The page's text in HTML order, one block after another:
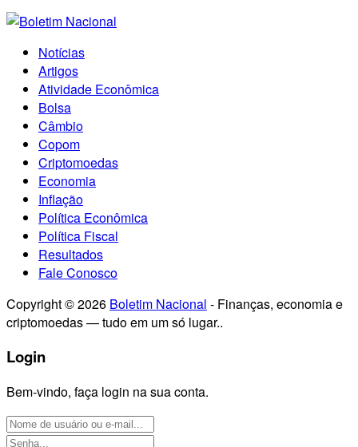
Notícias
Artigos
Atividade Econômica
Bolsa
Câmbio
Copom
Criptomoedas
Economia
Inflação
Política Econômica
Política Fiscal
Resultados
Fale Conosco
Copyright © 2026 Boletim Nacional - Finanças, economia e
criptomoedas — tudo em um só lugar..
Login
Bem-vindo, faça login na sua conta.